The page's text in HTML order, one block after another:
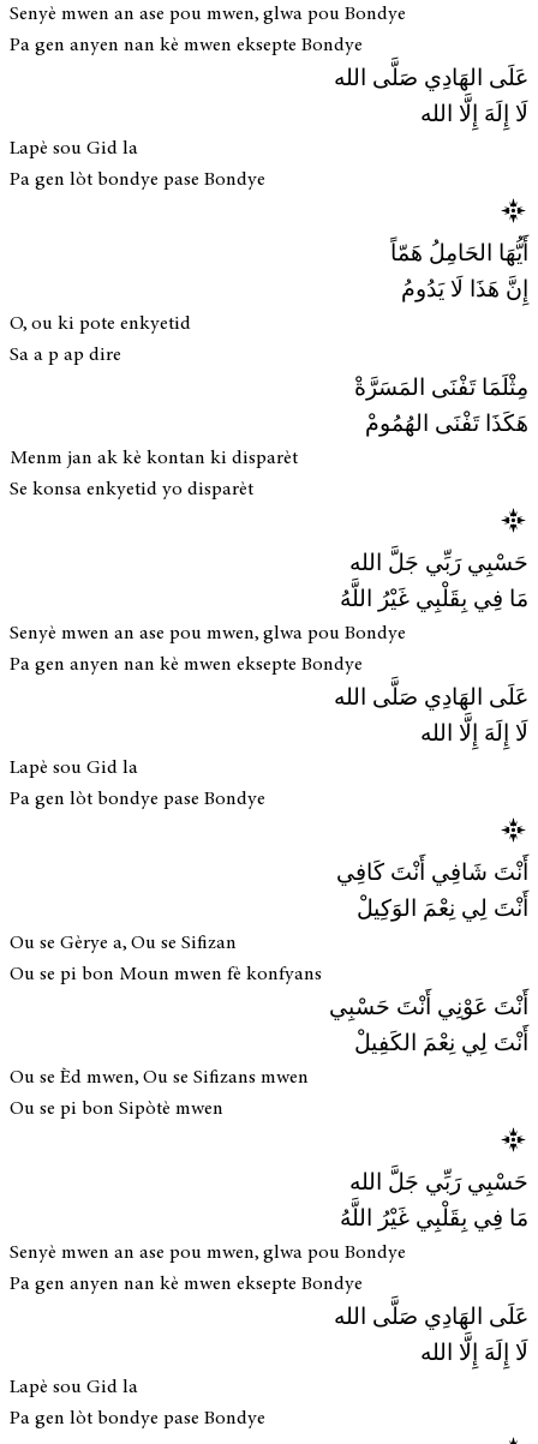
Senyè mwen an ase pou mwen, glwa pou Bondye
Pa gen anyen nan kè mwen eksepte Bondye
عَلَى الهَادِي صَلَّى الله
لَا إِلَهَ إِلَّا الله
Lapè sou Gid la
Pa gen lòt bondye pase Bondye
أَيُّهَا الحَامِلُ هَمّاً
إِنَّ هَذَا لَا يَدُومُ
O, ou ki pote enkyetid
Sa a p ap dire
مِثْلَمَا تَفْنَى المَسَرَّةْ
هَكَذَا تَفْنَى الهُمُومْ
Menm jan ak kè kontan ki disparèt
Se konsa enkyetid yo disparèt
حَسْبِي رَبِّي جَلَّ الله
مَا فِي بِقَلْبِي غَيْرُ اللَّهُ
Senyè mwen an ase pou mwen, glwa pou Bondye
Pa gen anyen nan kè mwen eksepte Bondye
عَلَى الهَادِي صَلَّى الله
لَا إِلَهَ إِلَّا الله
Lapè sou Gid la
Pa gen lòt bondye pase Bondye
أَنْتَ شَافِي أَنْتَ كَافِي
أَنْتَ لِي نِعْمَ الوَكِيلْ
Ou se Gèrye a, Ou se Sifizan
Ou se pi bon Moun mwen fè konfyans
أَنْتَ عَوْنِي أَنْتَ حَسْبِي
أَنْتَ لِي نِعْمَ الكَفِيلْ
Ou se Èd mwen, Ou se Sifizans mwen
Ou se pi bon Sipòtè mwen
حَسْبِي رَبِّي جَلَّ الله
مَا فِي بِقَلْبِي غَيْرُ اللَّهُ
Senyè mwen an ase pou mwen, glwa pou Bondye
Pa gen anyen nan kè mwen eksepte Bondye
عَلَى الهَادِي صَلَّى الله
لَا إِلَهَ إِلَّا الله
Lapè sou Gid la
Pa gen lòt bondye pase Bondye